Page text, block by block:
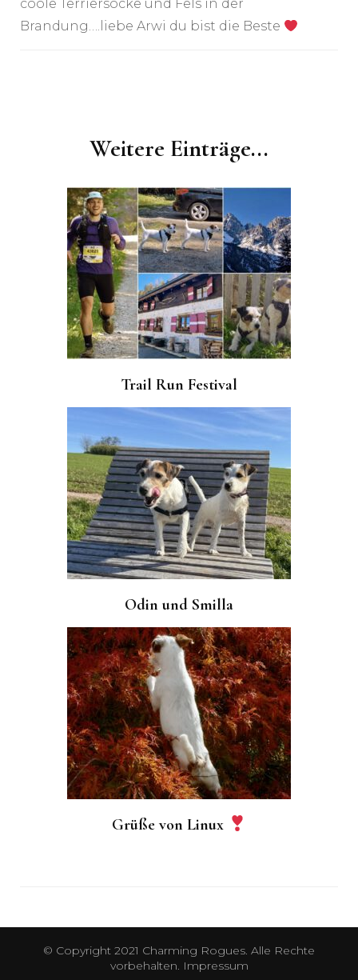
coole Terriersocke und Fels in der
Brandung….liebe Arwi du bist die Beste
Weitere Einträge...
Trail Run Festival
Odin und Smilla
Grüße von Linux
© Copyright 2021 Charming Rogues. Alle Rechte
vorbehalten. Impressum